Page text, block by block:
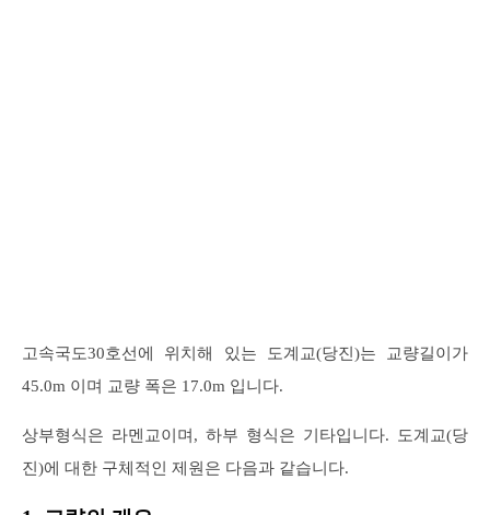
고속국도30호선에 위치해 있는 도계교(당진)는 교량길이가
45.0m 이며 교량 폭은 17.0m 입니다.
상부형식은 라멘교이며, 하부 형식은 기타입니다. 도계교(당
진)에 대한 구체적인 제원은 다음과 같습니다.